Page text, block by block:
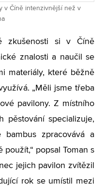
v Číně intenzivnější než v
zkušenosti si v Číně
znalosti a naučil se
materiály, které běžně
„Měli jsme třeba
pavilony. Z místního
pěstování specializuje,
zpracovává a
použít,“ popsal Toman s
jejich pavilon zvítězil
rok se umístil mezi